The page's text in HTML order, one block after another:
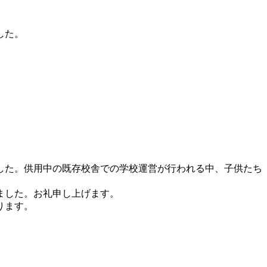
。
。供用中の既存校舎での学校運営が行われる中、子供たち
た。お礼申し上げます。
す。